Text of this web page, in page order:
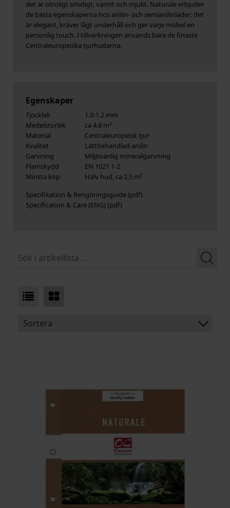
det är otroligt smidigt, varmt och mjukt. Naturale erbjuder
de bästa egenskaperna hos anilin- och semianilinläder: det
är elegant, kräver lågt underhåll och ger varje möbel en
personlig touch. I tillverkningen används bara de finaste
Centraleuropeiska tjurhudarna.
Egenskaper
Tjocklek
1.0-1.2 mm
Medelstorlek
ca 4.8 m²
Material
Centraleuropeisk tjur
Kvalitet
Lättbehandlad anilin
Garvning
Miljövänlig mineralgarvning
Flamskydd
EN 1021 1-2
Minsta köp
Halv hud, ca 2,5 m²
Specifikation & Rengöringsguide
Specification & Care (ENG)
Sortera
ARTIKELKOD: